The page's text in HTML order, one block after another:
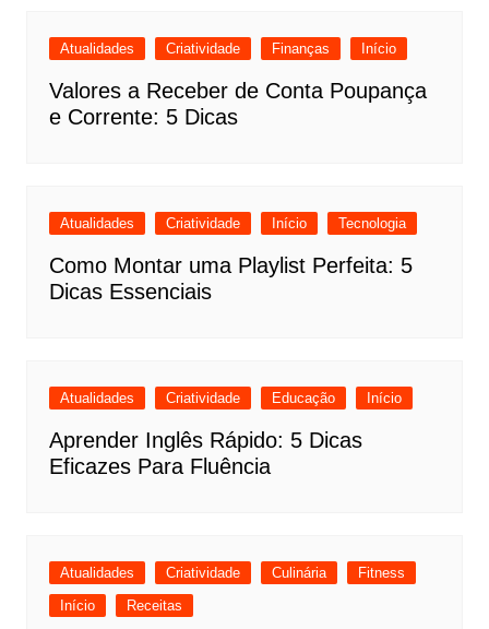
Atualidades Criatividade Finanças Início
Valores a Receber de Conta Poupança
e Corrente: 5 Dicas
Atualidades Criatividade Início Tecnologia
Como Montar uma Playlist Perfeita: 5
Dicas Essenciais
Atualidades Criatividade Educação Início
Aprender Inglês Rápido: 5 Dicas
Eficazes Para Fluência
Atualidades Criatividade Culinária
Fitness
Início
Receitas